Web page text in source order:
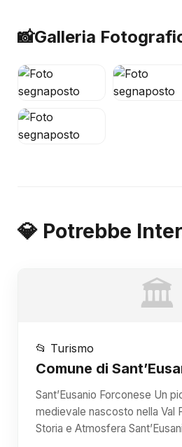
📸Galleria
💎 Potrebbe
🏛️
📂 Turismo
Comune di
Sant’Eusanio Forconese Un
medievale nascosto nella Val
Storia e Atmosfera